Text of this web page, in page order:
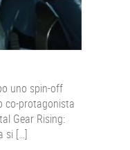
uno spin-off
co-protagonista
Gear Rising:
si […]